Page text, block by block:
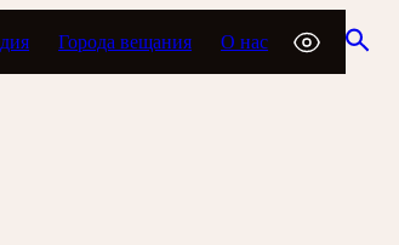
Города вещания О нас